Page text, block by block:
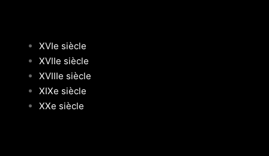
XVIe siècle
XVIIe siècle
XVIIIe siècle
XIXe siècle
XXe siècle